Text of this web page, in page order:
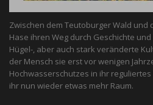
Zwischen dem Teutoburger Wald und
Hase ihren Weg durch Geschichte
Hügel-, aber auch stark veränderte
der Mensch sie erst vor wenigen
Hochwasserschutzes in ihr
ihr nun wieder etwas mehr Raum.